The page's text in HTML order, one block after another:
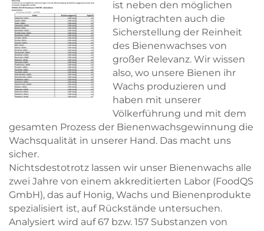
ist neben den möglichen
Honigtrachten auch die
Sicherstellung der Reinheit
des Bienenwachses von
großer Relevanz. Wir wissen
also, wo unsere Bienen ihr
Wachs produzieren und
haben mit unserer
Völkerführung und mit dem
gesamten Prozess der Bienenwachsgewinnung die
Wachsqualität in unserer Hand. Das macht uns
sicher.
Nichtsdestotrotz lassen wir unser Bienenwachs alle
zwei Jahre von einem akkreditierten Labor (FoodQS
GmbH), das auf Honig, Wachs und Bienenprodukte
spezialisiert ist, auf Rückstände untersuchen.
Analysiert wird auf 67 bzw. 157 Substanzen von